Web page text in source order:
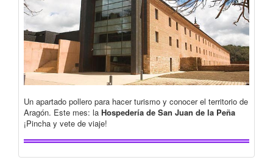
Un apartado pollero para hacer turismo y conocer el territorio de
Aragón. Este mes: la Hospedería de San Juan de la Peña
¡Pincha y vete de viaje!